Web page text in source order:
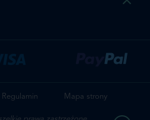
Regulamin Mapa strony